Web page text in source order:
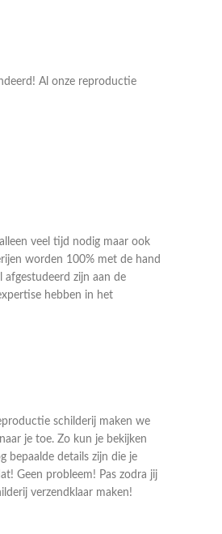
Al onze reproductie
veel tijd nodig maar ook
worden 100% met de hand
afgestudeerd zijn aan de
hebben in het
schilderij maken we
je toe. Zo kun je bekijken
bepaalde details zijn die je
Geen probleem! Pas zodra jij
verzendklaar maken!